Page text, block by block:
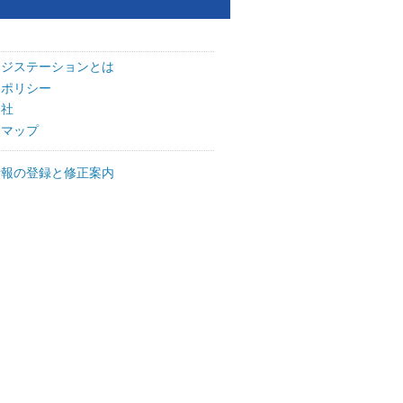
ステーションとは
リシー
ップ
の登録と修正案内